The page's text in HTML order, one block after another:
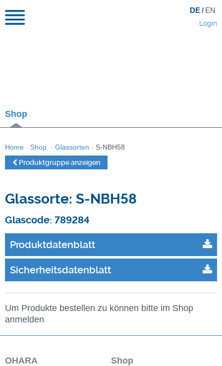
DE/ EN
Login
Shop
Home - Shop - Glassorten - S-NBH58
Produktgruppe anzeigen
Glassorte: S-NBH58
Glascode: 789284
Produktdatenblatt
Sicherheitsdatenblatt
Um Produkte bestellen zu können bitte im Shop
anmelden
OHARA Shop